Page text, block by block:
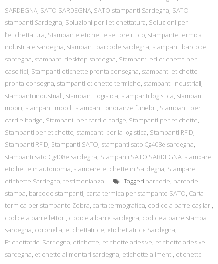
SARDEGNA, SATO SARDEGNA, SATO stampanti Sardegna, SATO
stampanti Sardegna, Soluzioni per l'etichettatura, Soluzioni per
l’etichettatura, Stampante etichette settore ittico, stampante termica
industriale sardegna, stampanti barcode sardegna, stampanti barcode
sardegna, stampanti desktop sardegna, Stampanti ed etichette per
caseifici, Stampanti etichette pronta consegna, stampanti etichette
pronta consegna, stampanti etichette termiche, stampanti industriali,
stampanti industriali, stampanti logistica, stampanti logistica, stampanti
mobili, stampanti mobili, stampanti onoranze funebri, Stampanti per
card e badge, Stampanti per card e badge, Stampanti per etichette,
Stampanti per etichette, stampanti per la logistica, Stampanti RFID,
Stampanti RFID, Stampanti SATO, stampanti sato Cg408e sardegna,
stampanti sato Cg408e sardegna, Stampanti SATO SARDEGNA, stampare
etichette in autonomia, stampare etichette in Sardegna, Stampare
etichette Sardegna, testimonianza Tagged barcode, barcode
stampa, barcode stampanti, carta termica per stampante SATO, Carta
termica per stampante Zebra, carta termografica, codice a barre cagliari,
codice a barre lettori, codice a barre sardegna, codice a barre stampa
sardegna, coronella, etichettatrice, etichettatrice Sardegna,
Etichettatrici Sardegna, etichette, etichette adesive, etichette adesive
sardegna, etichette alimentari sardegna, etichette alimenti, etichette